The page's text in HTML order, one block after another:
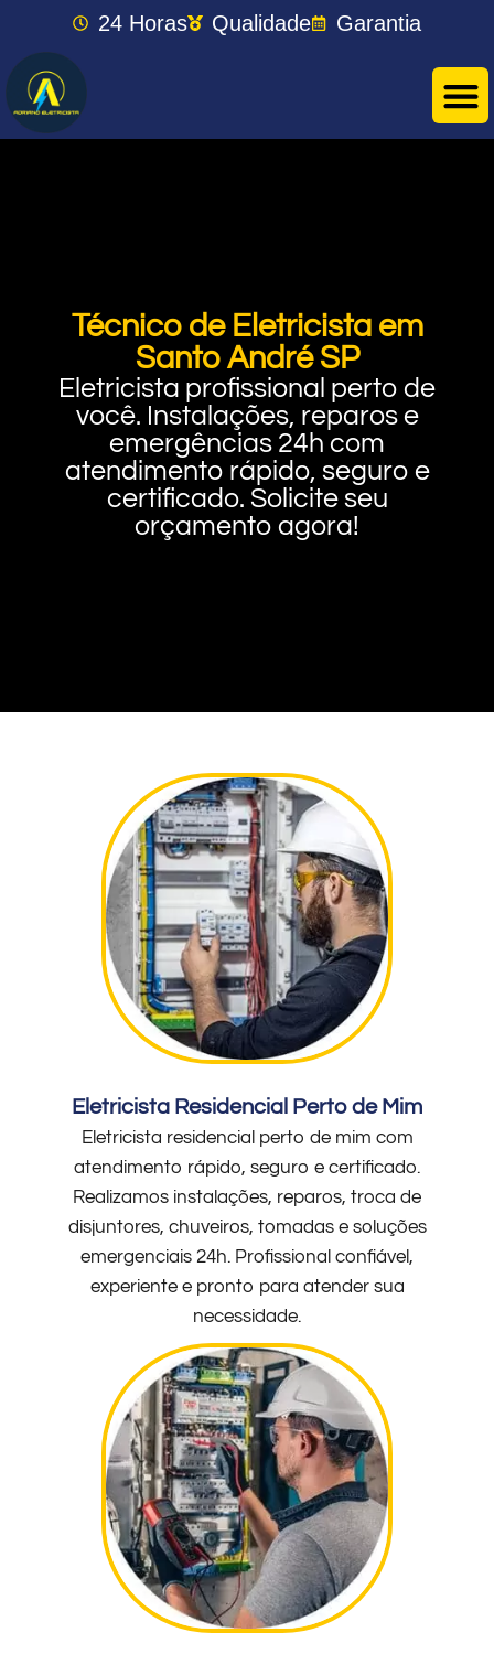
24 Horas Qualidade Garantia
Técnico de Eletricista em
Santo André SP
Eletricista profissional perto de
você. Instalações, reparos e
emergências 24h com
atendimento rápido, seguro e
certificado. Solicite seu
orçamento agora!
Eletricista Residencial Perto de Mim
Eletricista residencial perto de mim com
atendimento rápido, seguro e certificado.
Realizamos instalações, reparos, troca de
disjuntores, chuveiros, tomadas e soluções
emergenciais 24h. Profissional confiável,
experiente e pronto para atender sua
necessidade.